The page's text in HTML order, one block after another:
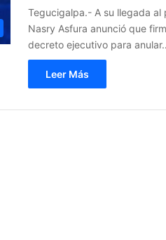
Tegucigalpa.- A su llegada al
Nasry Asfura anunció que
decreto ejecutivo para
Leer Más